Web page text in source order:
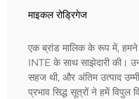
माइकल रोड्रिगेज
एक ब्रांड मालिक के रूप में,
INTE के साथ साझेदारी की।
सहज थी, और अंतिम उत्पाद
प्रभाव सिद्ध सूत्रों ने हमें